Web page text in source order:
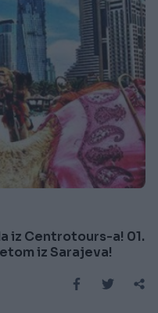
iz Centrotours-a! 01.
iz Sarajeva!